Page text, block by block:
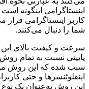
اینستاگرامی اینگونه
کاربر اینستاگرامی قرار
شما را دنبال می‌کنند.
سرعت و کیفیت بالای این
پایینی نسبت به تمام
سبب شده که این روش
اینفلوئنسرها و حتی
این روش به‌عنوان یک